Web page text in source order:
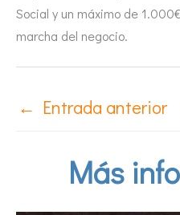
Social y un máximo de
marcha del negocio.
← Entrada anterior
Más